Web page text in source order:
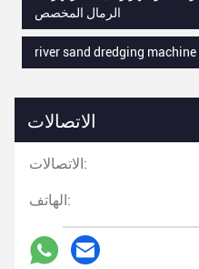
الرمال المخصص
river sand dredging machine
الاتصالات
الاتصالات:
الهاتف: